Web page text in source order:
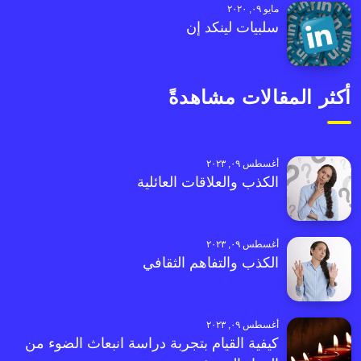
مايو ٠٩, ٢٠٢٠
سلبيات لينكد إن
أكثر المقالات مشاهدةً
أغسطس ٠٩, ٢٠٢٣
الكذب والعلاقات العائلية
أغسطس ٠٩, ٢٠٢٣
الكذب والتفاهم الثقافي
أغسطس ٠٩, ٢٠٢٣
كيفية القيام بتجربة دراسة انبعاث الضوء من